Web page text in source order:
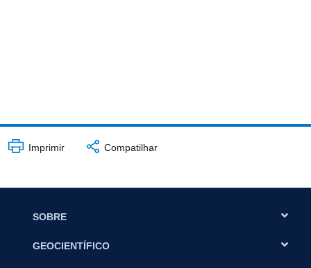
Imprimir Compatilhar
SOBRE
GEOCIENTÍFICO